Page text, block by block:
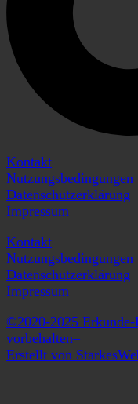
Kontakt
Nutzungsbedingungen
Datenschutzerklärung
Impressum
Kontakt
Nutzungsbedingungen
Datenschutzerklärung
Impressum
©2020-2025
vorbehalten–
Erstellt von